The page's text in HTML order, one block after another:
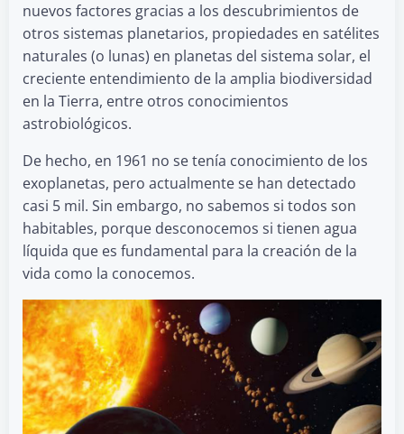
nuevos factores gracias a los descubrimientos de
otros sistemas planetarios, propiedades en satélites
naturales (o lunas) en planetas del sistema solar, el
creciente entendimiento de la amplia biodiversidad
en la Tierra, entre otros conocimientos
astrobiológicos.
De hecho, en 1961 no se tenía conocimiento de los
exoplanetas, pero actualmente se han detectado
casi 5 mil. Sin embargo, no sabemos si todos son
habitables, porque desconocemos si tienen agua
líquida que es fundamental para la creación de la
vida como la conocemos.